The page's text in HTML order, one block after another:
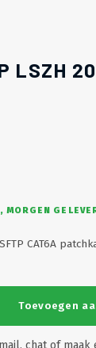
LSZH
CAT6A
Toevoegen
chat of maak